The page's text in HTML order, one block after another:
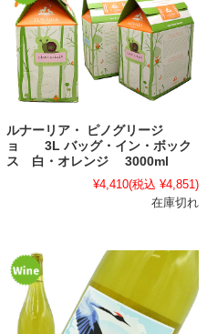
ルナーリア・ ピノグリージ
ョ 3L バッグ・イン・ボック
ス 白・オレンジ 3000ml
¥4,410(税込 ¥4,851)
在庫切れ